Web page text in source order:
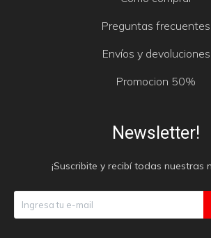
Preguntas frecuentes
Envíos y devoluciones
Promocion 50%
Newsletter!
¡Suscribite y recibí todas nuestras